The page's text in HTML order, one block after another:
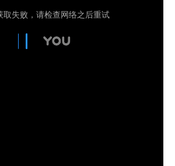
取失败，请检查网络之后重试